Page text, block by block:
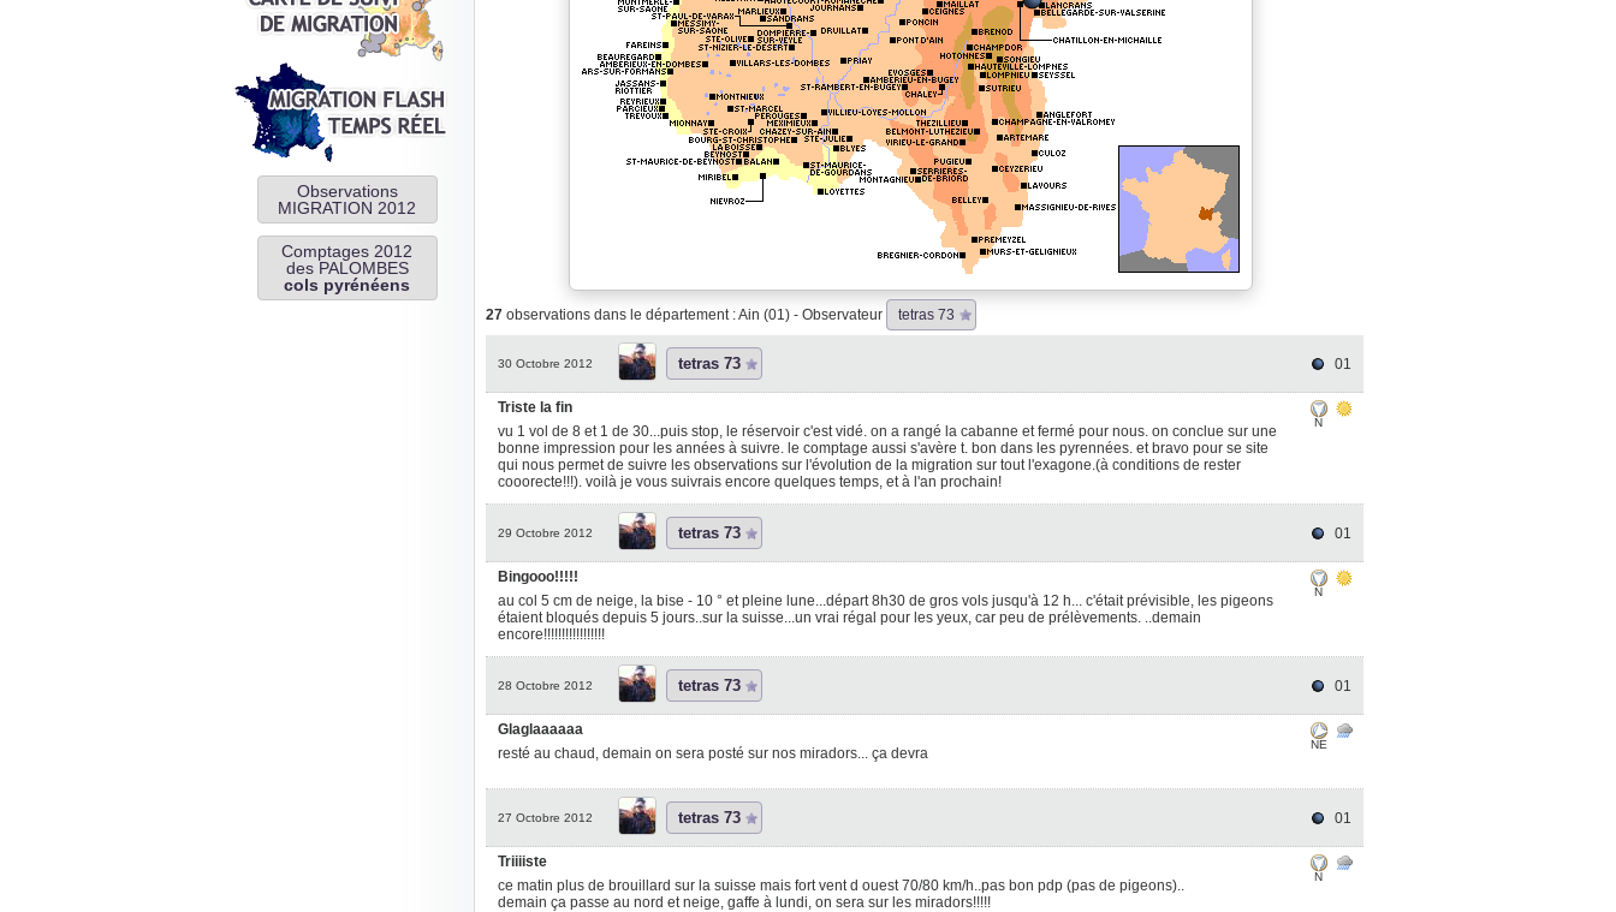
Observations
MIGRATION 2012
Comptages 2012
des PALOMBES
cols pyrénéens
27observations dans le département : Ain (01) - Observateur tetras 73
30 Octobre 2012 tetras 73 01
Triste la fin
vu 1 vol de 8 et 1 de 30...puis stop, le réservoir c'est vidé. on a rangé la cabanne et fermé pour nous. on conclue sur une
bonne impression pour les années à suivre. le comptage aussi s'avère t. bon dans les pyrennées. et bravo pour se site
qui nous permet de suivre les observations sur l'évolution de la migration sur tout l'exagone.(à conditions de rester
cooorecte!!!). voilà je vous suivrais encore quelques temps, et à l'an prochain!
N
29 Octobre 2012 tetras 73 01
Bingooo!!!!!
au col 5 cm de neige, la bise - 10 ° et pleine lune...départ 8h30 de gros vols jusqu'à 12 h... c'était prévisible, les pigeons
étaient bloqués depuis 5 jours..sur la suisse...un vrai régal pour les yeux, car peu de prélèvements. ..demain
encore!!!!!!!!!!!!!!!!!
N
28 Octobre 2012 tetras 73 01
Glaglaaaaaa
resté au chaud, demain on sera posté sur nos miradors... ça devra
NE
27 Octobre 2012 tetras 73 01
Triiiiste
ce matin plus de brouillard sur la suisse mais fort vent d ouest 70/80 km/h..pas bon pdp (pas de pigeons)..
demain ça passe au nord et neige, gaffe à lundi, on sera sur les miradors!!!!!
N